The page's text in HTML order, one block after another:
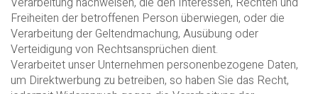
Freiheiten der betroffenen Person überwiegen, oder die
Verarbeitung der Geltendmachung, Ausübung oder
Verteidigung von Rechtsansprüchen dient.
Verarbeitet unser Unternehmen personenbezogene Daten,
um Direktwerbung zu betreiben, so haben Sie das Recht,